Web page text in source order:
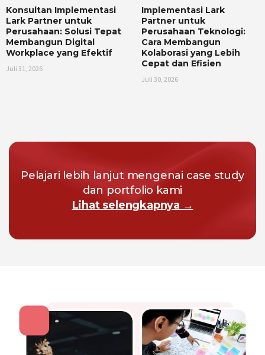
Konsultan Implementasi
Lark Partner untuk
Perusahaan: Solusi Tepat
Membangun Digital
Workplace yang Efektif
Juli 31, 2026
Implementasi Lark
Partner untuk
Perusahaan Teknologi:
Cara Membangun
Kolaborasi yang Lebih
Cepat dan Efisien
Juli 30, 2026
Pelajari lebih lanjut mengenai case study
dan portfolio kami
Lihat selengkapnya →